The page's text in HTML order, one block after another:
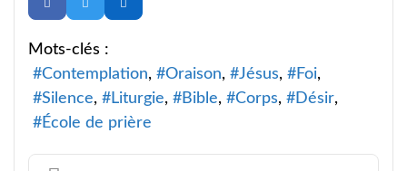
Mots-clés :
Contemplation
Oraison Jésus
Foi
Silence
Liturgie Bible Corps
Désir
École de prière